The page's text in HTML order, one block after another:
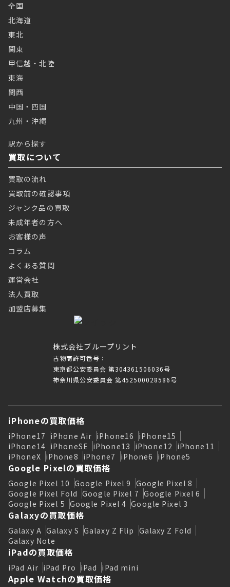
株式会社ブループリント
古物商許可番号：
東京都公安委員会 第304361506036号
神奈川県公安委員会 第452500028586号
全国
北海道
東北
関東
甲信越・北陸
東海
関西
中国・四国
九州・沖縄
駅から探す
買取について
買取の流れ
買取前の確認事項
ジャンク品の買取
未成年者の方へ
お客様の声
コラム
よくある質問
運営会社
法人買取
加盟店募集
iPhoneの買取価格
iPhone17 iPhone Air iPhone16 iPhone15
iPhone14 iPhoneSE iPhone13 iPhone12 iPhone11
iPhoneX iPhone8 iPhone7 iPhone6 iPhone5
Google Pixelの買取価格
Google Pixel 10 Google Pixel 9 Google Pixel 8
Google Pixel Fold Google Pixel 7 Google Pixel 6
Google Pixel 5 Google Pixel 4 Google Pixel 3
Galaxyの買取価格
Galaxy A Galaxy S Galaxy Z Flip Galaxy Z Fold
Galaxy Note
iPadの買取価格
iPad Air iPad Pro iPad iPad mini
Apple Watchの買取価格